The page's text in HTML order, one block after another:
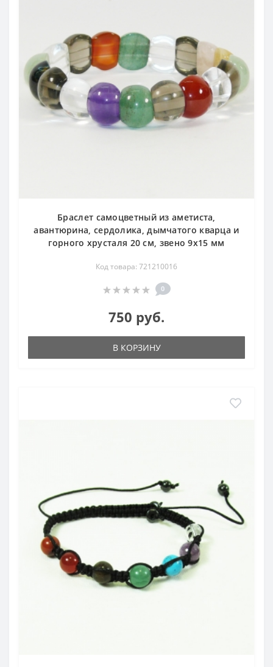
Браслет самоцветный из аметиста,
авантюрина, сердолика, дымчатого кварца и
горного хрусталя 20 см, звено 9х15 мм
Код товара: 721210016
0
750 руб.
В КОРЗИНУ